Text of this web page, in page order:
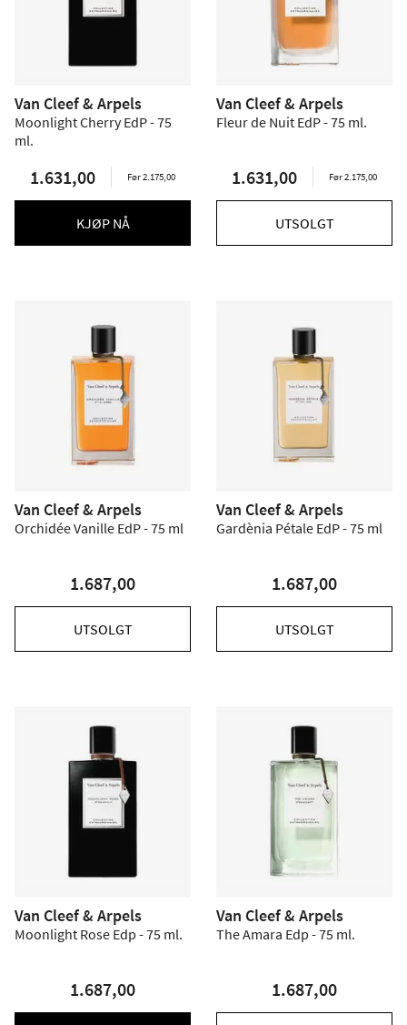
Van Cleef & Arpels
Moonlight Cherry EdP - 75
ml.
1.631,00 Før 2.175,00
KJØP NÅ
Van Cleef & Arpels
Fleur de Nuit EdP - 75 ml.
1.631,00 Før 2.175,00
UTSOLGT
Van Cleef & Arpels
Orchidée Vanille EdP - 75 ml
1.687,00
UTSOLGT
Van Cleef & Arpels
Gardènia Pétale EdP - 75 ml
1.687,00
UTSOLGT
Van Cleef & Arpels
Moonlight Rose Edp - 75 ml.
1.687,00
Van Cleef & Arpels
The Amara Edp - 75 ml.
1.687,00